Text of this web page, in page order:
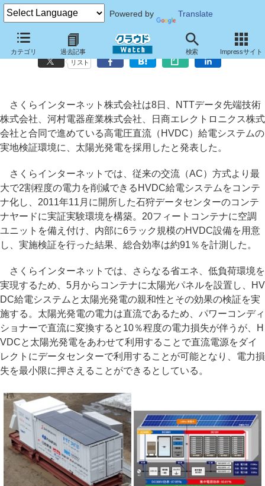
Powered by Translate
カテゴリ 過去記事 検索 Impressサイト
さくらインターネット、高電圧直流給電システムに太陽光発電を導入
リスト
さくらインターネット株式会社は8日、NTTデータ先端技術
株式会社、河村電器産業株式会社、日商エレクトロニクス株式
会社と合同で進めている高電圧直流（HVDC）給電システムの
実地検証環境に、太陽光発電を採用したと発表した。
さくらインターネットでは、従来の交流（AC）方式より最
大で2割程度の電力を削減できるHVDC給電システムをコンテ
ナ化し、2011年11月に開所した石狩データセンターのコンテ
ナヤードに実証実験環境を構築。20フィートコンテナに空調
ユニットを備え付け、内部に6ラック規模のHVDC設備を用意
し、実施検証を行った結果、総合効率は約91％を計測した。
さくらインターネットでは、さらなる省エネ、低負荷環境を
実現するため、5月からコンテナに太陽光パネルを設置し、HV
DC給電システムと太陽光発電の親和性とその効果の検証を実
施する。太陽光発電の電力は直流であるため、パワーコンディ
ショナーで直流に変換すると10％程度の電力損失が伴うが、H
VDCと太陽光発電をあわせて利用することで直流電源をダイ
レクトにデータセンターで利用することが可能となり、電力損
失を最小限に押さえることができるとしている。